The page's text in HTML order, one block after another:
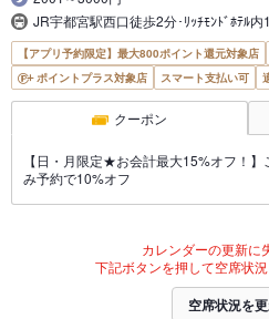
JR宇都宮駅西口徒歩2分･ﾘｯﾁﾓﾝﾄﾞﾎﾃﾙ内
【アプリ予約限定】最大800ポイント還元対象店
ポイントプラス対象店
スマート支払い可
クーポン
【日・月限定★お会計最大15%オフ！
み予約で10%オフ
カレンダーの更新に
下記ボタンを押して空席状況
空席状況を